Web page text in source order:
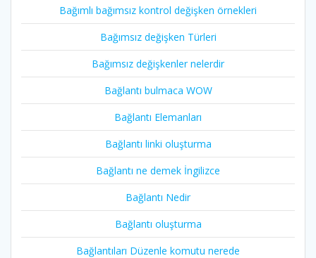
Bağımlı bağımsız kontrol değişken örnekleri
Bağımsız değişken Türleri
Bağımsız değişkenler nelerdir
Bağlantı bulmaca WOW
Bağlantı Elemanları
Bağlantı linki oluşturma
Bağlantı ne demek İngilizce
Bağlantı Nedir
Bağlantı oluşturma
Bağlantıları Düzenle komutu nerede